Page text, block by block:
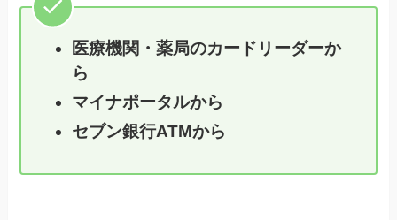
医療機関・薬局のカードリーダーか
ら
マイナポータルから
セブン銀行ATMから